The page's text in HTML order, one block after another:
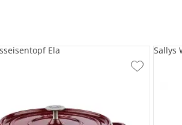
Ela Sallys